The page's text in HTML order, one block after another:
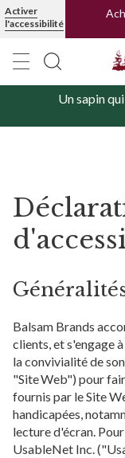
Activer
l'accessibilité
Un sapin
Balsam Brands
clients, et s'engage
la convivialité de
"Site Web") pour
fournis par le Site
handicapées,
lecture d'écran.
UsableNet Inc.